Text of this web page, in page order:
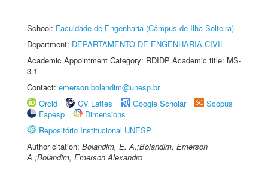
School: Faculdade de Engenharia (Câmpus de Ilha Solteira)
Department: DEPARTAMENTO DE ENGENHARIA CIVIL
Academic Appointment Category: RDIDP Academic title: MS-
3.1
Contact: emerson.bolandim@unesp.br
Orcid
CV Lattes Google Scholar
Scopus
Fapesp
Dimensions
Repositório Institucional UNESP
Author citation: Bolandim, E. A.;Bolandim, Emerson
A.;Bolandim, Emerson Alexandro